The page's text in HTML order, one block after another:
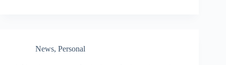
News, Personal